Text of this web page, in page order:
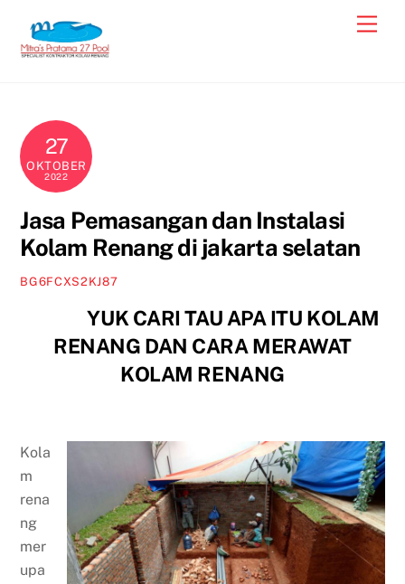
content
27
OKTOBER
2022
Jasa Pemasangan dan Instalasi
Kolam Renang di jakarta selatan
BG6FCXS2KJ87
YUK CARI TAU APA ITU KOLAM
RENANG DAN CARA MERAWAT
KOLAM RENANG
Kola
m
rena
ng
mer
upa